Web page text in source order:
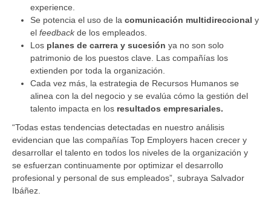
experience.
Se potencia el uso de la comunicación multidireccional y
el feedbackde los empleados.
Los planes de carrera y sucesión ya no son solo
patrimonio de los puestos clave. Las compañías los
extienden por toda la organización.
Cada vez más, la estrategia de Recursos Humanos se
alinea con la del negocio y se evalúa cómo la gestión del
talento impacta en los resultados empresariales.
“Todas estas tendencias detectadas en nuestro análisis
evidencian que las compañías Top Employers hacen crecer y
desarrollar el talento en todos los niveles de la organización y
se esfuerzan continuamente por optimizar el desarrollo
profesional y personal de sus empleados”, subraya Salvador
Ibáñez.